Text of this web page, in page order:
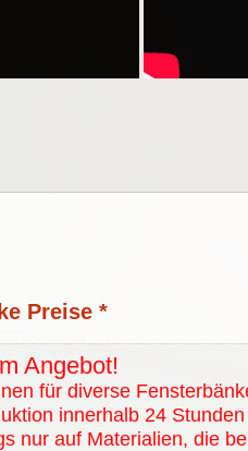
Preise *
Angebot!
für diverse
innerhalb 24
nur auf Materialien, die